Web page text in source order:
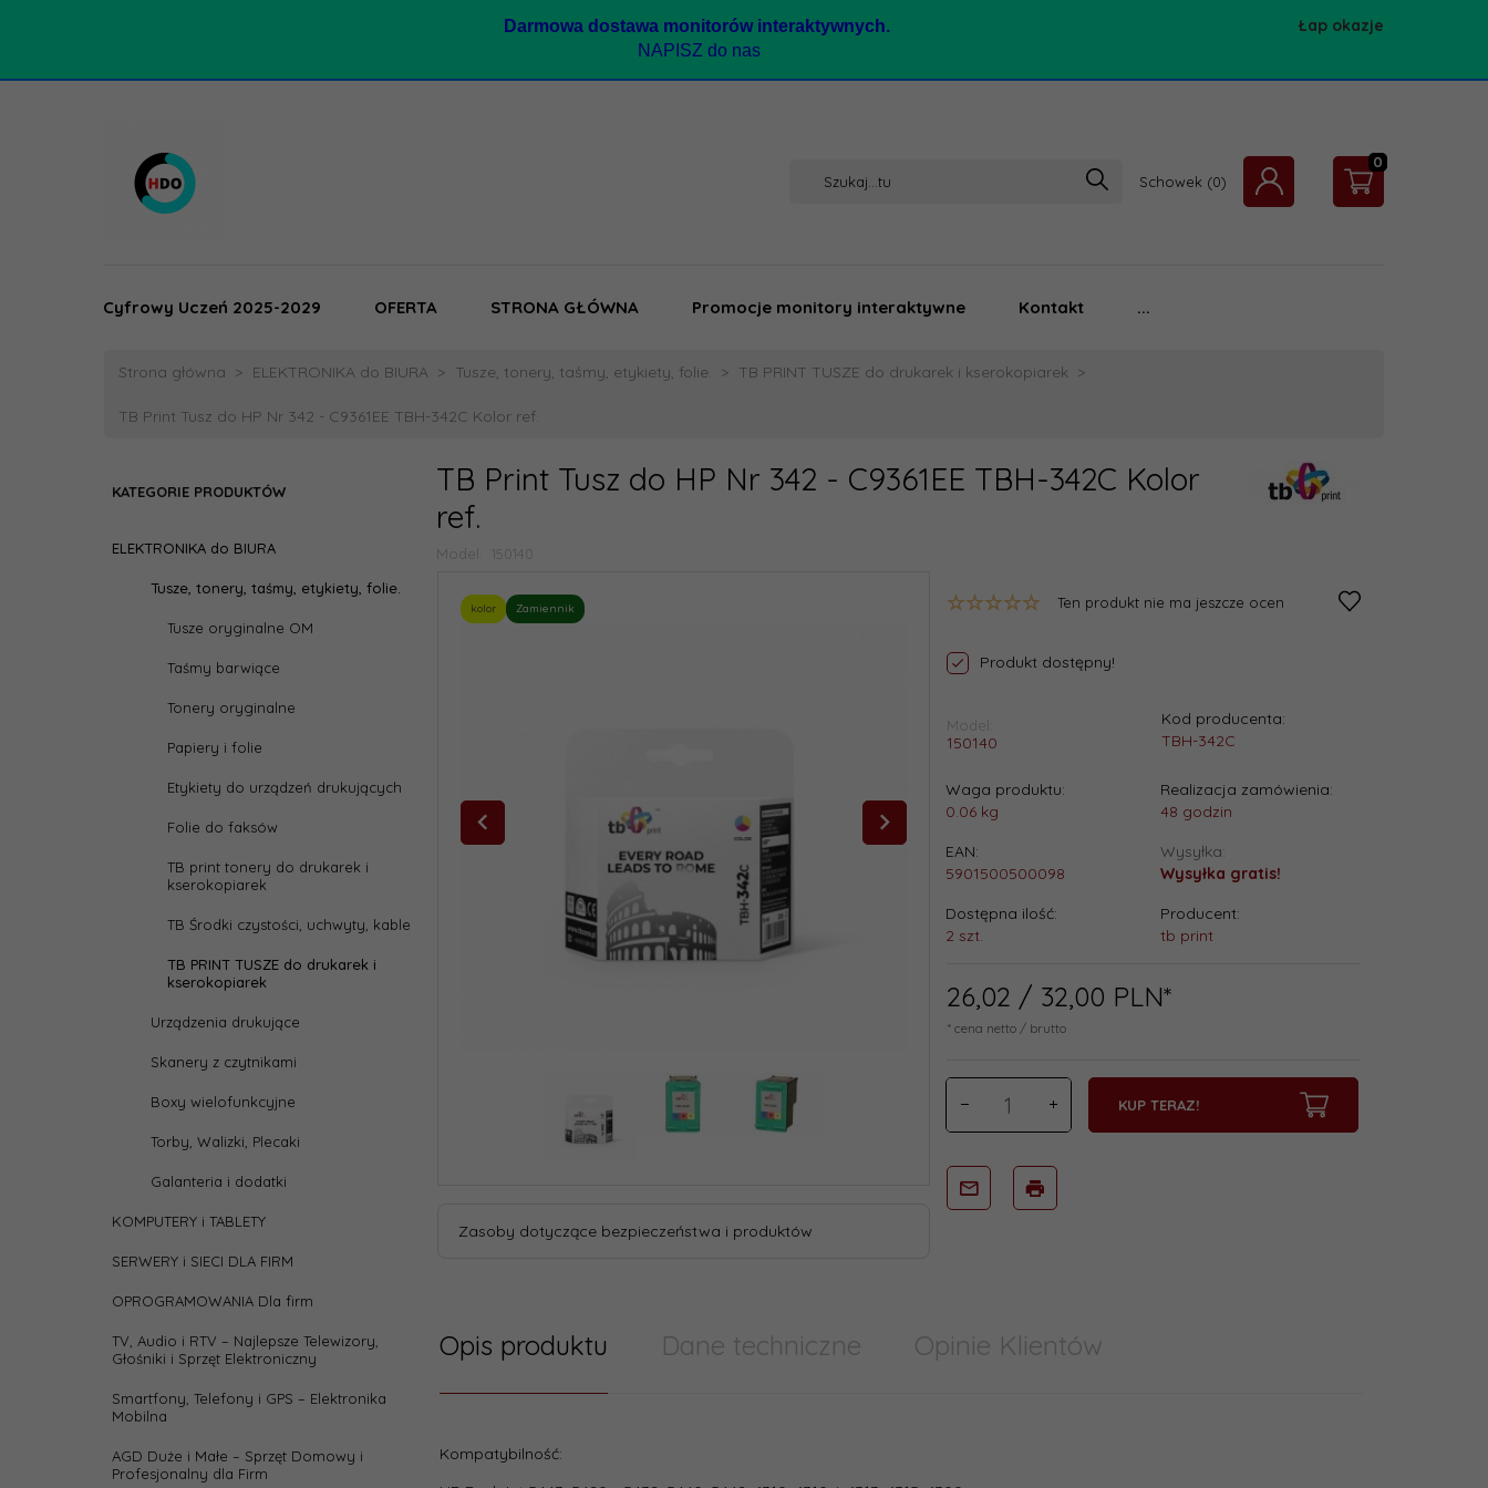
Darmowa dostawa monitorów interaktywnych.
NAPISZ do nas
Łap okazje
Schowek
0
Cyfrowy Uczeń 2025-2029 OFERTA STRONA GŁÓWNA Promocje monitory interaktywne Kontakt ...
Strona główna ELEKTRONIKA do BIURA Tusze, tonery, taśmy, etykiety, folie. TB PRINT TUSZE do drukarek i kserokopiarek
TB Print Tusz do HP Nr 342 - C9361EE TBH-342C Kolor ref.
KATEGORIE PRODUKTÓW
ELEKTRONIKA do BIURA
Tusze, tonery, taśmy, etykiety, folie.
Tusze oryginalne OM
Taśmy barwiące
Tonery oryginalne
Papiery i folie
Etykiety do urządzeń drukujących
Folie do faksów
TB print tonery do drukarek i
kserokopiarek
TB Środki czystości, uchwyty, kable
TB PRINT TUSZE do drukarek i
kserokopiarek
Urządzenia drukujące
Skanery z czytnikami
Boxy wielofunkcyjne
Torby, Walizki, Plecaki
Galanteria i dodatki
KOMPUTERY i TABLETY
SERWERY i SIECI DLA FIRM
OPROGRAMOWANIA Dla firm
TV, Audio i RTV – Najlepsze Telewizory,
Głośniki i Sprzęt Elektroniczny
Smartfony, Telefony i GPS – Elektronika
Mobilna
AGD Duże i Małe – Sprzęt Domowy i
Profesjonalny dla Firm
TB Print Tusz do HP Nr 342 - C9361EE TBH-342C Kolor
ref.
Model: 150140
kolor Zamiennik
Zasoby dotyczące bezpieczeństwa i produktów
Ten produkt nie ma jeszcze ocen
Produkt dostępny!
Model:
150140
Kod producenta:
TBH-342C
Waga produktu:
0.06 kg
Realizacja zamówienia:
48 godzin
EAN:
5901500500098
Wysyłka:
Wysyłka gratis!
Dostępna ilość:
2 szt.
Producent:
tb print
26,02 / 32,00 PLN*
* cena netto / brutto
KUP TERAZ!
Opis produktu Dane techniczne Opinie Klientów
Kompatybilność: